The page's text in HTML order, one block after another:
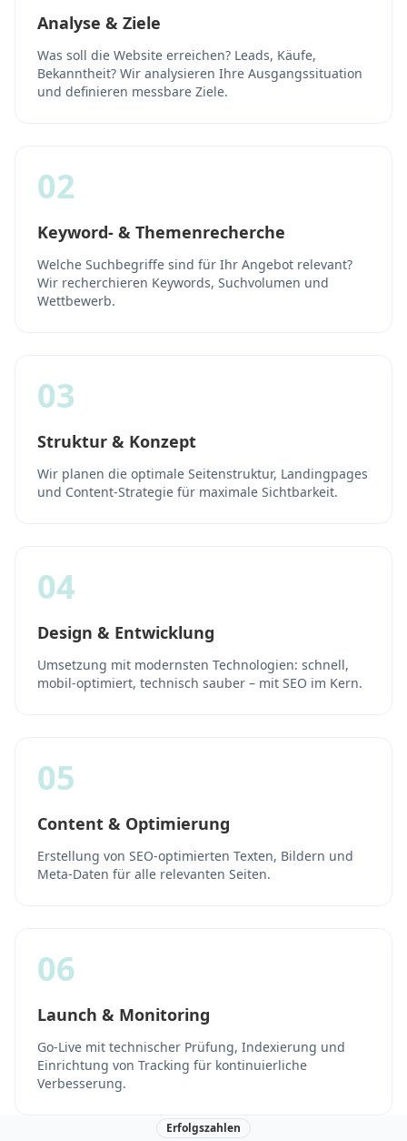
Analyse & Ziele
Was soll die Website erreichen? Leads, Käufe,
Bekanntheit? Wir analysieren Ihre Ausgangssituation
und definieren messbare Ziele.
02
Keyword- & Themenrecherche
Welche Suchbegriffe sind für Ihr Angebot relevant?
Wir recherchieren Keywords, Suchvolumen und
Wettbewerb.
03
Struktur & Konzept
Wir planen die optimale Seitenstruktur, Landingpages
und Content-Strategie für maximale Sichtbarkeit.
04
Design & Entwicklung
Umsetzung mit modernsten Technologien: schnell,
mobil-optimiert, technisch sauber – mit SEO im Kern.
05
Content & Optimierung
Erstellung von SEO-optimierten Texten, Bildern und
Meta-Daten für alle relevanten Seiten.
06
Launch & Monitoring
Go-Live mit technischer Prüfung, Indexierung und
Einrichtung von Tracking für kontinuierliche
Verbesserung.
Erfolgszahlen